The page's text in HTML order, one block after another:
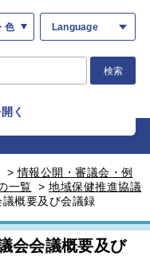
色 Language
検索
く
>情報公開・審議会・例
一覧 > 地域保健推進協議
概要及び会議録
会会議概要及び